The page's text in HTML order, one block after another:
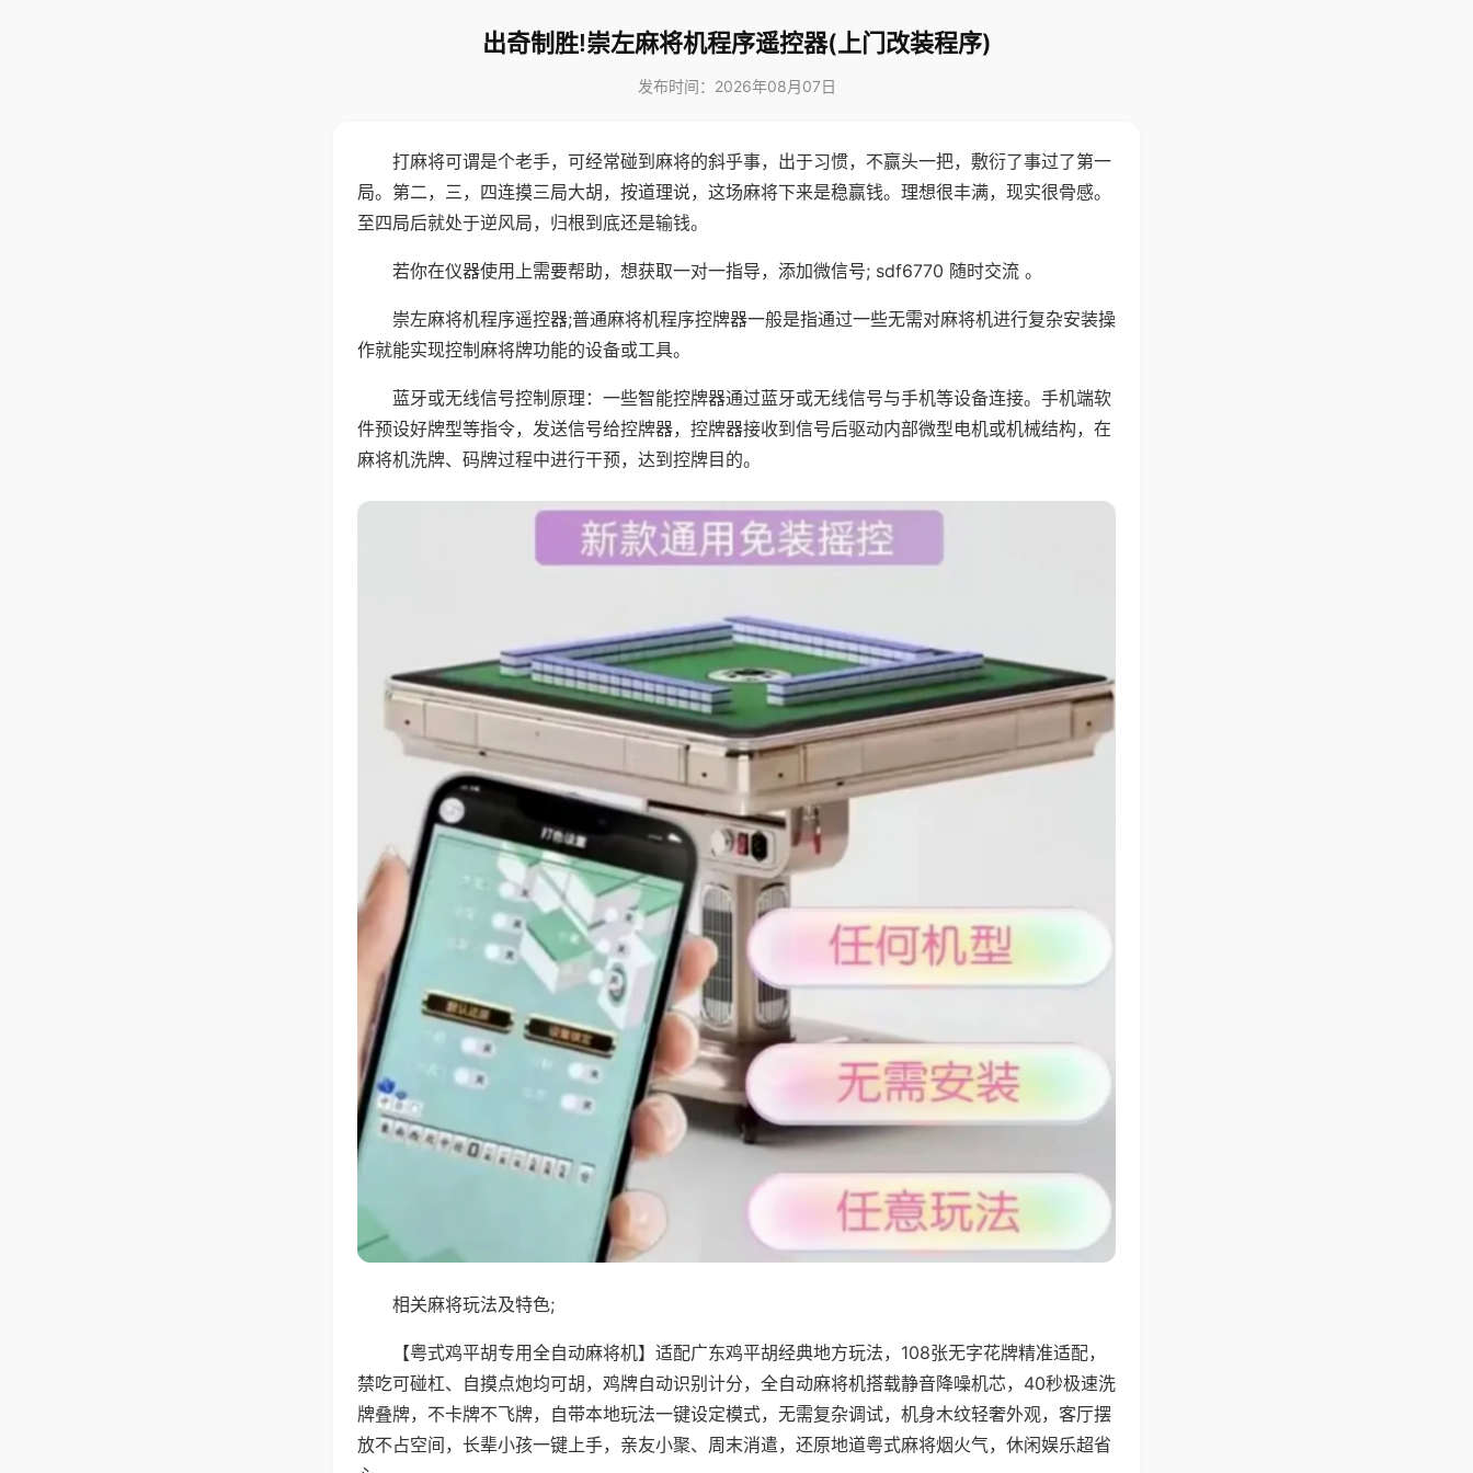
出奇制胜!崇左麻将机程序遥控器(上门改装程序)
发布时间：2026年08月07日
打麻将可谓是个老手，可经常碰到麻将的斜乎事，出于习惯，不赢头一把，敷衍了事过了第一
局。第二，三，四连摸三局大胡，按道理说，这场麻将下来是稳赢钱。理想很丰满，现实很骨感。
至四局后就处于逆风局，归根到底还是输钱。
若你在仪器使用上需要帮助，想获取一对一指导，添加微信号; sdf6770 随时交流 。
崇左麻将机程序遥控器;普通麻将机程序控牌器一般是指通过一些无需对麻将机进行复杂安装操
作就能实现控制麻将牌功能的设备或工具。
蓝牙或无线信号控制原理：一些智能控牌器通过蓝牙或无线信号与手机等设备连接。手机端软
件预设好牌型等指令，发送信号给控牌器，控牌器接收到信号后驱动内部微型电机或机械结构，在
麻将机洗牌、码牌过程中进行干预，达到控牌目的。
相关麻将玩法及特色;
【粤式鸡平胡专用全自动麻将机】适配广东鸡平胡经典地方玩法，108张无字花牌精准适配，
禁吃可碰杠、自摸点炮均可胡，鸡牌自动识别计分，全自动麻将机搭载静音降噪机芯，40秒极速洗
牌叠牌，不卡牌不飞牌，自带本地玩法一键设定模式，无需复杂调试，机身木纹轻奢外观，客厅摆
放不占空间，长辈小孩一键上手，亲友小聚、周末消遣，还原地道粤式麻将烟火气，休闲娱乐超省